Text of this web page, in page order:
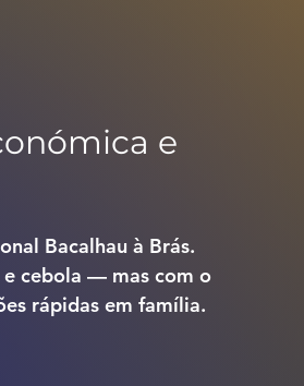
e
Bacalhau à Brás.
cebola — mas com o
rápidas em família.